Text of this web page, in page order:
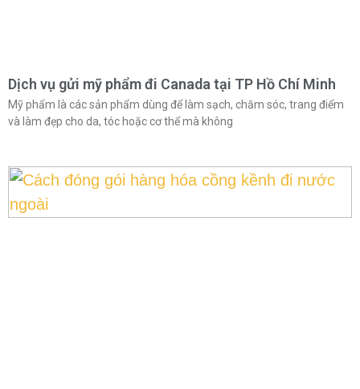
Dịch vụ gửi mỹ phẩm đi Canada tại TP Hồ Chí Minh
Mỹ phẩm là các sản phẩm dùng để làm sạch, chăm sóc, trang điểm
và làm đẹp cho da, tóc hoặc cơ thể mà không